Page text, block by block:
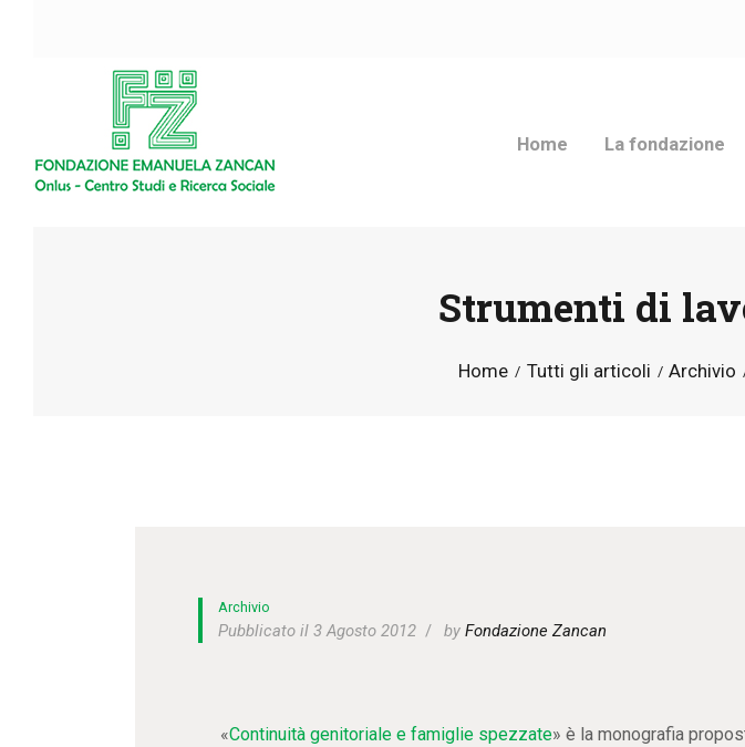
Home La fondazione
Strumenti di
Home Tutti gli articoli Archivio
ATTIVITÀ E
Archivio
Pubblicato il 3 Agosto 2012 byFondazione Zancan
«Continuità genitoriale e famiglie spezzate» è la monografia